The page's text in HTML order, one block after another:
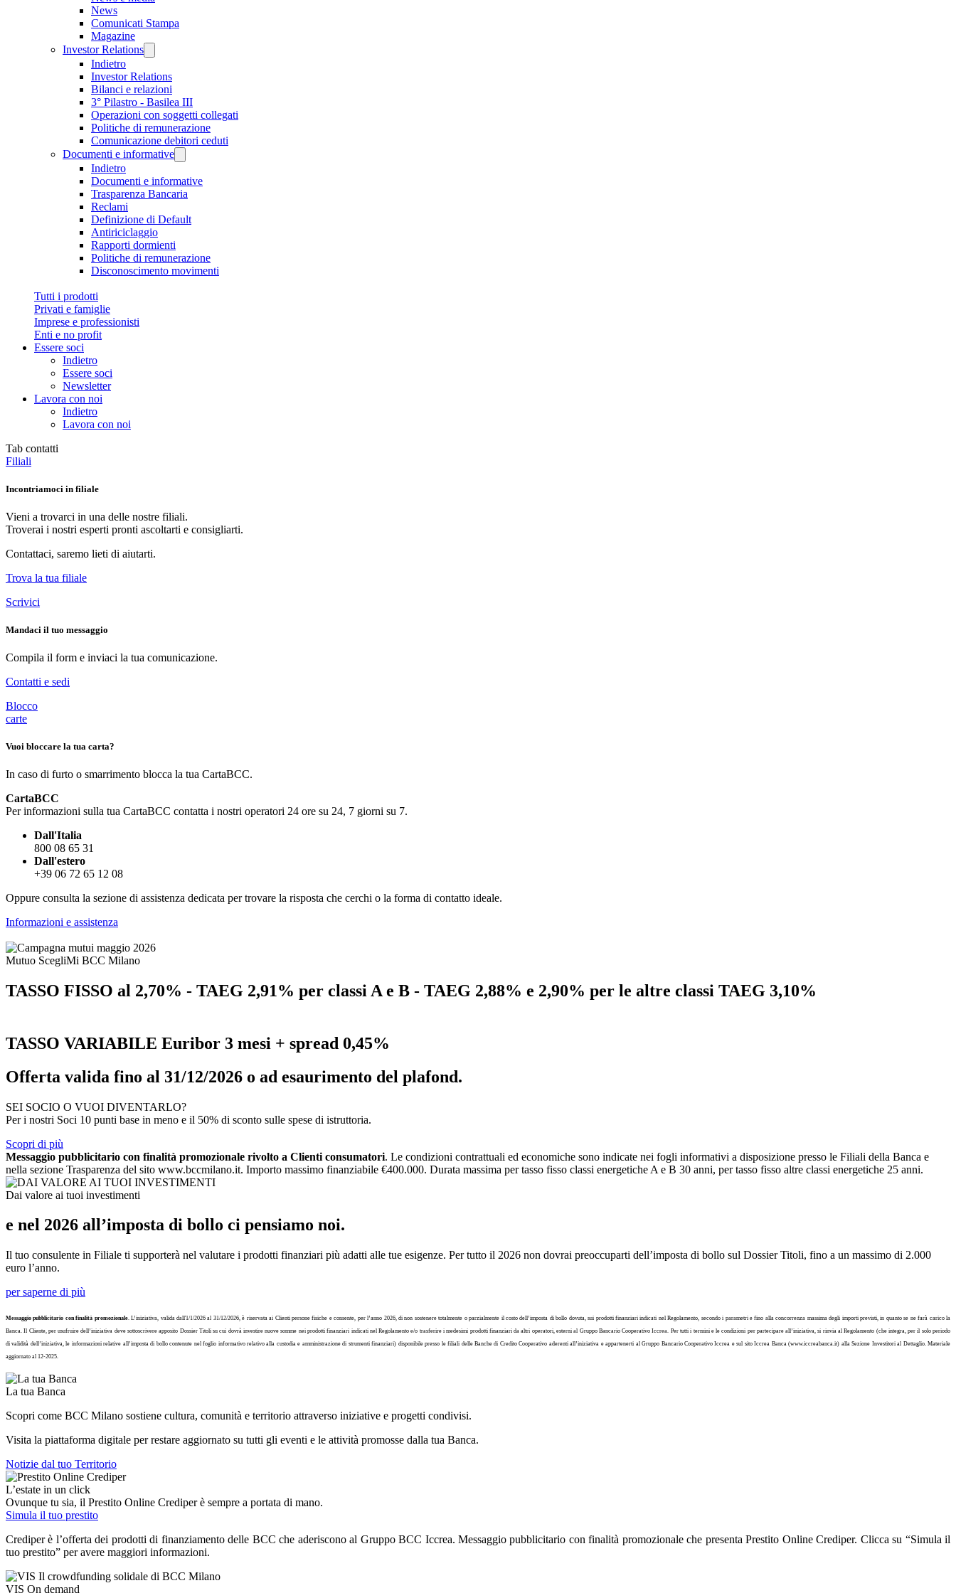
News
Comunicati Stampa
Magazine
Investor Relations
Indietro
Investor Relations
Bilanci e relazioni
3° Pilastro - Basilea III
Operazioni con soggetti collegati
Politiche di remunerazione
Comunicazione debitori ceduti
Documenti e informative
Indietro
Documenti e informative
Trasparenza Bancaria
Reclami
Definizione di Default
Antiriciclaggio
Rapporti dormienti
Politiche di remunerazione
Disconoscimento movimenti
Tutti i prodotti
Privati e famiglie
Imprese e professionisti
Enti e no profit
Essere soci
Indietro
Essere soci
Newsletter
Lavora con noi
Indietro
Lavora con noi
Tab contatti
Filiali
Incontriamoci in filiale
Vieni a trovarci in una delle nostre filiali.
Troverai i nostri esperti pronti ascoltarti e consigliarti.
Contattaci, saremo lieti di aiutarti.
Trova la tua filiale
Scrivici
Mandaci il tuo messaggio
Compila il form e inviaci la tua comunicazione.
Contatti e sedi
Blocco
carte
Vuoi bloccare la tua carta?
In caso di furto o smarrimento blocca la tua CartaBCC.
CartaBCC
Per informazioni sulla tua CartaBCC contatta i nostri operatori 24 ore su 24, 7 giorni su 7.
Dall'Italia
800 08 65 31
Dall'estero
+39 06 72 65 12 08
Oppure consulta la sezione di assistenza dedicata per trovare la risposta che cerchi o la forma di contatto ideale.
Informazioni e assistenza
Mutuo ScegliMi BCC Milano
TASSO FISSO al 2,70% - TAEG 2,91% per classi A e B - TAEG 2,88% e 2,90% per le altre classi TAEG 3,10%
TASSO VARIABILE Euribor 3 mesi + spread 0,45%
Offerta valida fino al 31/12/2026 o ad esaurimento del plafond.
SEI SOCIO O VUOI DIVENTARLO?
Per i nostri Soci 10 punti base in meno e il 50% di sconto sulle spese di istruttoria.
Scopri di più
Messaggio pubblicitario con finalità promozionale rivolto a Clienti consumatori. Le condizioni contrattuali ed economiche sono indicate nei fogli informativi a disposizione presso le Filiali della Banca e
nella sezione Trasparenza del sito www.bccmilano.it. Importo massimo finanziabile €400.000. Durata massima per tasso fisso classi energetiche A e B 30 anni, per tasso fisso altre classi energetiche 25 anni.
Dai valore ai tuoi investimenti
e nel 2026 all’imposta di bollo ci pensiamo noi.
Il tuo consulente in Filiale ti supporterà nel valutare i prodotti finanziari più adatti alle tue esigenze. Per tutto il 2026 non dovrai preoccuparti dell’imposta di bollo sul Dossier Titoli, fino a un massimo di 2.000
euro l’anno.
per saperne di più
Messaggio pubblicitario con finalità promozionale. L’iniziativa, valida dall'1/1/2026 al 31/12/2026, è riservata ai Clienti persone fisiche e consente, per l’anno 2026, di non sostenere totalmente o parzialmente il costo dell’imposta di bollo dovuta, sui prodotti finanziari indicati nel Regolamento, secondo i parametri e fino alla concorrenza massima degli importi previsti, in quanto se ne farà carico la
Banca. Il Cliente, per usufruire dell’iniziativa deve sottoscrivere apposito Dossier Titoli su cui dovrà investire nuove somme nei prodotti finanziari indicati nel Regolamento e/o trasferire i medesimi prodotti finanziari da altri operatori, esterni al Gruppo Bancario Cooperativo Iccrea. Per tutti i termini e le condizioni per partecipare all’iniziativa, si rinvia al Regolamento (che integra, per il solo periodo
di validità dell’iniziativa, le informazioni relative all’imposta di bollo contenute nel foglio informativo relativo alla custodia e amministrazione di strumenti finanziari) disponibile presso le filiali delle Banche di Credito Cooperativo aderenti all’iniziativa e appartenerti al Gruppo Bancario Cooperativo Iccrea e sul sito Iccrea Banca (www.iccreabanca.it) alla Sezione Investitori al Dettaglio. Materiale
aggiornato al 12-2025.
La tua Banca
Scopri come BCC Milano sostiene cultura, comunità e territorio attraverso iniziative e progetti condivisi.
Visita la piattaforma digitale per restare aggiornato su tutti gli eventi e le attività promosse dalla tua Banca.
Notizie dal tuo Territorio
L’estate in un click
Ovunque tu sia, il Prestito Online Crediper è sempre a portata di mano.
Simula il tuo prestito
Crediper è l’offerta dei prodotti di finanziamento delle BCC che aderiscono al Gruppo BCC Iccrea. Messaggio pubblicitario con finalità promozionale che presenta Prestito Online Crediper. Clicca su “Simula il
tuo prestito” per avere maggiori informazioni.
VIS On demand